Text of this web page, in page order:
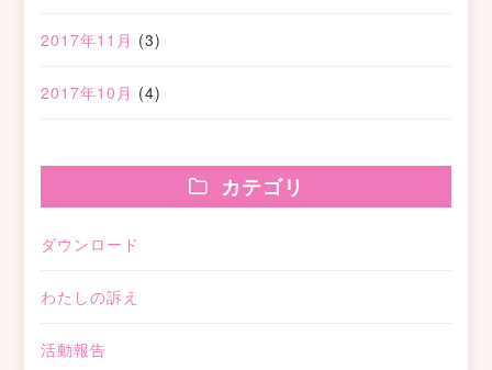
2017年11月 (3)
2017年10月 (4)
カテゴリ
ダウンロード
わたしの訴え
活動報告